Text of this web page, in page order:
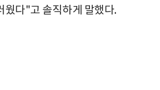
웠다"고 솔직하게 말했다.